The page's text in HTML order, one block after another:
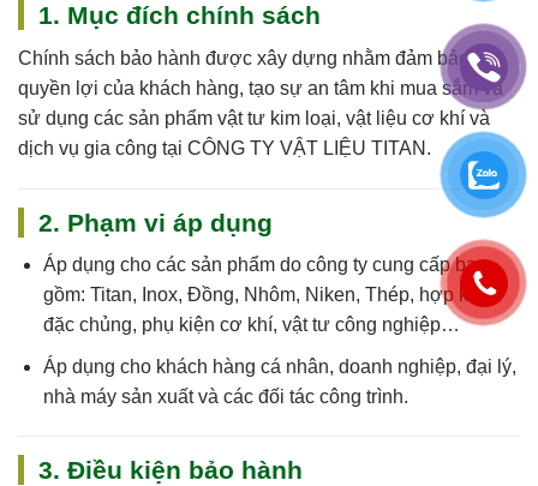
1. Mục đích chính sách
Chính sách bảo hành được xây dựng nhằm đảm bảo
quyền lợi của khách hàng, tạo sự an tâm khi mua sắm và
sử dụng các sản phẩm vật tư kim loại, vật liệu cơ khí và
dịch vụ gia công tại CÔNG TY VẬT LIỆU TITAN .
2. Phạm vi áp dụng
Áp dụng cho các sản phẩm do công ty cung cấpbao
gồm: Titan, Inox, Đồng, Nhôm, Niken, Thép, hợp kim
đặc chủng, phụ kiện cơ khí, vật tư công nghiệp…
Áp dụng cho khách hàng cá nhân, doanh nghiệp, đại lý,
nhà máy sản xuất và các đối tác công trình.
3. Điều kiện bảo hành